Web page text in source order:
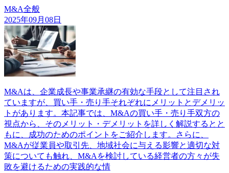
M&A全般
2025年09月08日
M&Aは、企業成長や事業承継の有効な手段として注目され
ていますが、買い手・売り手それぞれにメリットとデメリッ
トがあります。本記事では、M&Aの買い手・売り手双方の
視点から、そのメリット・デメリットを詳しく解説するとと
もに、成功のためのポイントをご紹介します。さらに、
M&Aが従業員や取引先、地域社会に与える影響と適切な対
策についても触れ、M&Aを検討している経営者の方々が失
敗を避けるための実践的な情